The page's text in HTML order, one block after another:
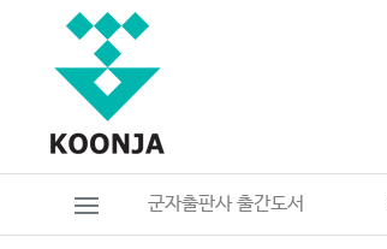
군자출판사 출간도서